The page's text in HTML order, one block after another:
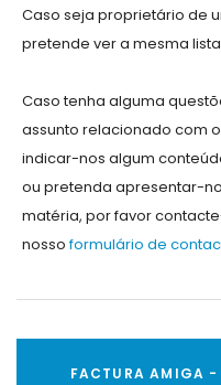
Caso seja proprietário de
pretende ver a mesma
Caso tenha alguma
assunto relacionado com
indicar-nos algum
ou pretenda apresentar-
matéria, por favor
nossoformulário de
FACTURA AMIGA -